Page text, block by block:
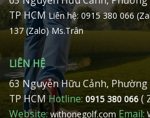
TP HCMLiên hệ: 0915 380 066
137 (Zalo) Ms.Trân
LIÊN HỆ
63 Nguyễn Hữu Cảnh,
TP HCMHotline: 0915 380 066 (
Website:withonegolf.com Email: